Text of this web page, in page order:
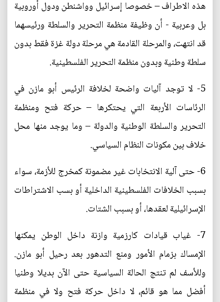
هذه الاطراف – خصوصا إسرائيل وواشنطن ودول أوروبية
بل وعربية - أن وظيفة منظمة التحرير والسلطة ورئيسهما
قد انتهت، والمرحلة القادمة هي مرحلة دولة غزة فقط بدون
سلطة وطنية وبدون منظمة التحرير الفلسطينية.
5- لا توجد آليات واضحة لخلافة الرئيس أبو مازن في
الرئاسات الأربعة التي يحتكرها – حركة فتح ومنظمة
التحرير والسلطة الوطنية والدولة – وما يوجد منها محل
خلاف بين مكونات النظام السياسي.
6- حتى آلية الانتخابات غير مضمونة كمخرج للأزمة، سواء
بسبب الخلافات الفلسطينية الداخلية أو بسب الاشتراطات
الإسرائيلية لعقدها، أو بسبب الشتات.
7- غياب قيادات كارزمية وازنة داخل الوطن يمكنها
الإمساك بزمام الأمور ومنع التدهور بعد رحيل أبو مازن.
وللأسف لم تنتج الحالة السياسية حتى الآن بديلا وطنيا
أفضل مما هو قائم، لا داخل حركة فتح ولا في منظمة